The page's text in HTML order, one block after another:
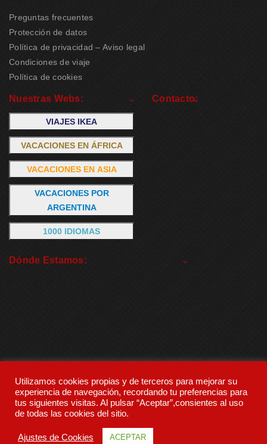
Preguntas frecuentes
Protección de datos
Política de privacidad – Aviso legal
Condiciones de viaje
Política de cookies
Nuestras Webs:
VIAJES IKEA
VACACIONES EN ÁFRICA
VACACIONES EN ASIA
VACACIONES POR
ARGENTINA
1000 IDIOMAS
Contacto:
Dónde Estamos:
Utilizamos cookies propias y de terceros para mejorar su
experiencia de navegación, recordando tu preferencias para
tus siguientes visitas. Al pulsar “Aceptar”,consientes al uso
de todas las cookies del sitio.
Ajustes de Cookies ACEPTAR